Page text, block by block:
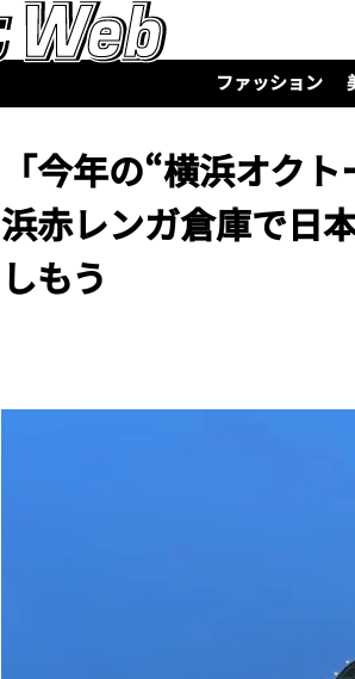
ファッション
「今年の“横浜オク
浜赤レンガ倉庫で日
しもう